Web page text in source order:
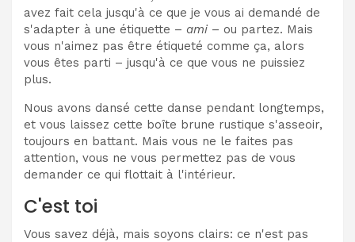
avez fait cela jusqu'à ce que je vous ai demandé de
s'adapter à une étiquette – ami – ou partez. Mais
vous n'aimez pas être étiqueté comme ça, alors
vous êtes parti – jusqu'à ce que vous ne puissiez
plus.
Nous avons dansé cette danse pendant longtemps,
et vous laissez cette boîte brune rustique s'asseoir,
toujours en battant. Mais vous ne le faites pas
attention, vous ne vous permettez pas de vous
demander ce qui flottait à l'intérieur.
C'est toi
Vous savez déjà, mais soyons clairs: ce n'est pas